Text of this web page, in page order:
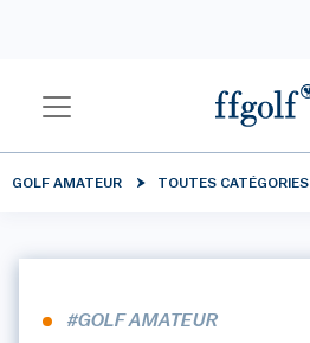
GOLF AMATEUR TOUTES CATÉGORIES
#GOLF AMATEUR